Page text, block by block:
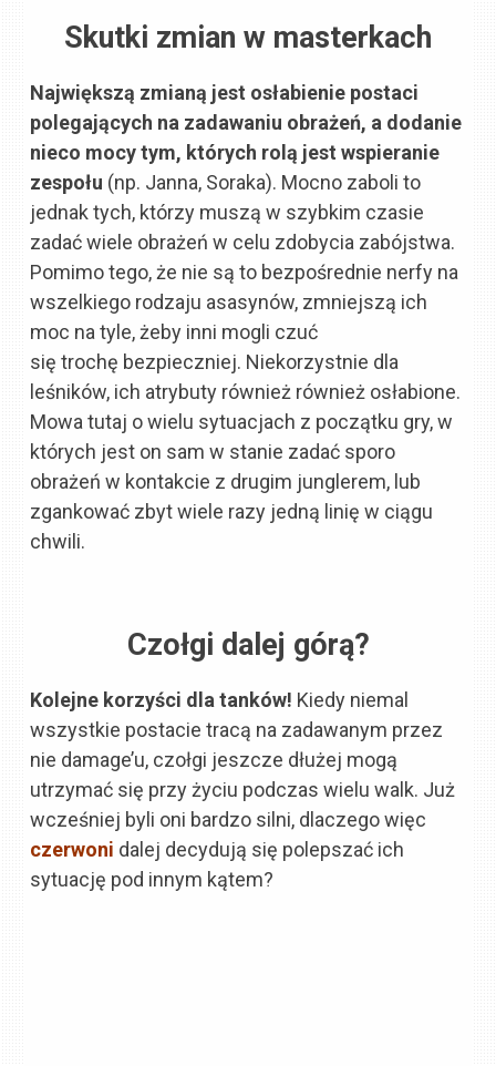
Skutki zmian w masterkach
Największą zmianą jest osłabienie postaci
polegających na zadawaniu obrażeń, a dodanie
nieco mocy tym, których rolą jest wspieranie
zespołu (np. Janna, Soraka). Mocno zaboli to
jednak tych, którzy muszą w szybkim czasie
zadać wiele obrażeń w celu zdobycia zabójstwa.
Pomimo tego, że nie są to bezpośrednie nerfy na
wszelkiego rodzaju asasynów, zmniejszą ich
moc na tyle, żeby inni mogli czuć
się trochę bezpieczniej. Niekorzystnie dla
leśników, ich atrybuty również również osłabione.
Mowa tutaj o wielu sytuacjach z początku gry, w
których jest on sam w stanie zadać sporo
obrażeń w kontakcie z drugim junglerem, lub
zgankować zbyt wiele razy jedną linię w ciągu
chwili.
Czołgi dalej górą?
Kolejne korzyści dla tanków! Kiedy niemal
wszystkie postacie tracą na zadawanym przez
nie damage’u, czołgi jeszcze dłużej mogą
utrzymać się przy życiu podczas wielu walk. Już
wcześniej byli oni bardzo silni, dlaczego więc
czerwoni dalej decydują się polepszać ich
sytuację pod innym kątem?